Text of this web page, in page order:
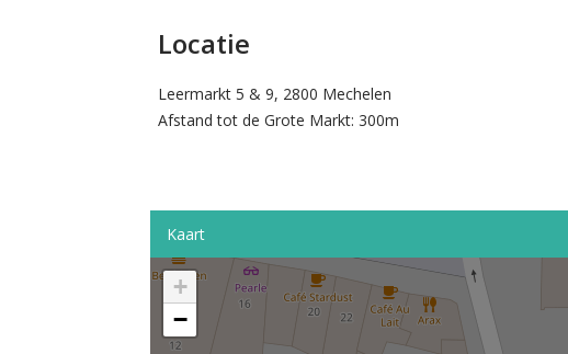
Locatie
Leermarkt 5 & 9, 2800 Mechelen
Afstand tot de Grote Markt: 300m
Kaart
+
−